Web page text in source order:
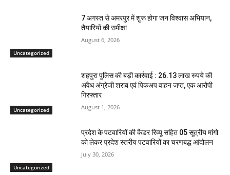
Uncategorized
7 अगस्त से अमरपुर में शुरू होगा जन विश्वास अभियान,
तैयारियों की समीक्षा
August 6, 2026
Uncategorized
शहपुरा पुलिस की बड़ी कार्रवाई : 26.13 लाख रुपये की
अवैध अंग्रेजी शराब एवं पिकअप वाहन जप्त, एक आरोपी
गिरफ्तार
August 1, 2026
Uncategorized
प्रदेश के पटवारियों की कैडर रिव्यू सहित 05 सूत्रीय मांगो
को लेकर प्रदेश स्तरीय पटवारियों का चरणबद्ध आंदोलन
July 30, 2026